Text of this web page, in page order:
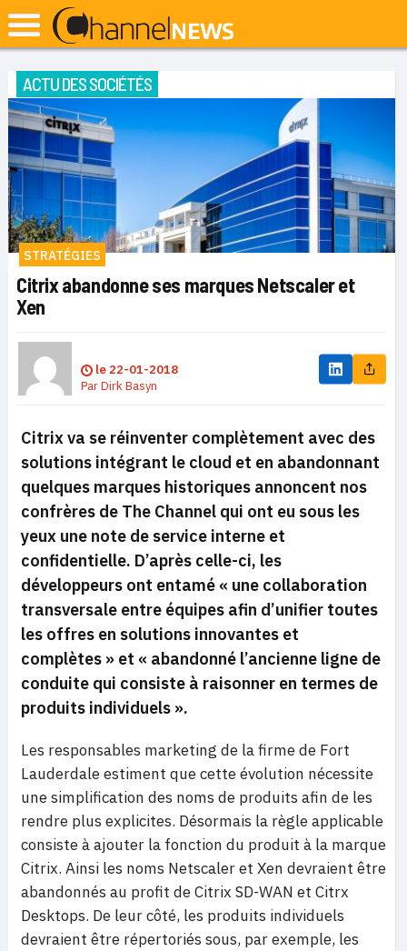
ACTU DES SOCIÉTÉS
STRATÉGIES
Citrix abandonne ses marques Netscaler et
Xen
le 22-01-2018
ParDirk Basyn
Citrix va se réinventer complètement avec des
solutions intégrant le cloud et en abandonnant
quelques marques historiques annoncent nos
confrères de The Channel qui ont eu sous les
yeux une note de service interne et
confidentielle. D’après celle-ci, les
développeurs ont entamé « une collaboration
transversale entre équipes afin d’unifier toutes
les offres en solutions innovantes et
complètes » et « abandonné l’ancienne ligne de
conduite qui consiste à raisonner en termes de
produits individuels ».
Les responsables marketing de la firme de Fort
Lauderdale estiment que cette évolution nécessite
une simplification des noms de produits afin de les
rendre plus explicites. Désormais la règle applicable
consiste à ajouter la fonction du produit à la marque
Citrix. Ainsi les noms Netscaler et Xen devraient être
abandonnés au profit de Citrix SD-WAN et Citrx
Desktops. De leur côté, les produits individuels
devraient être répertoriés sous, par exemple, les